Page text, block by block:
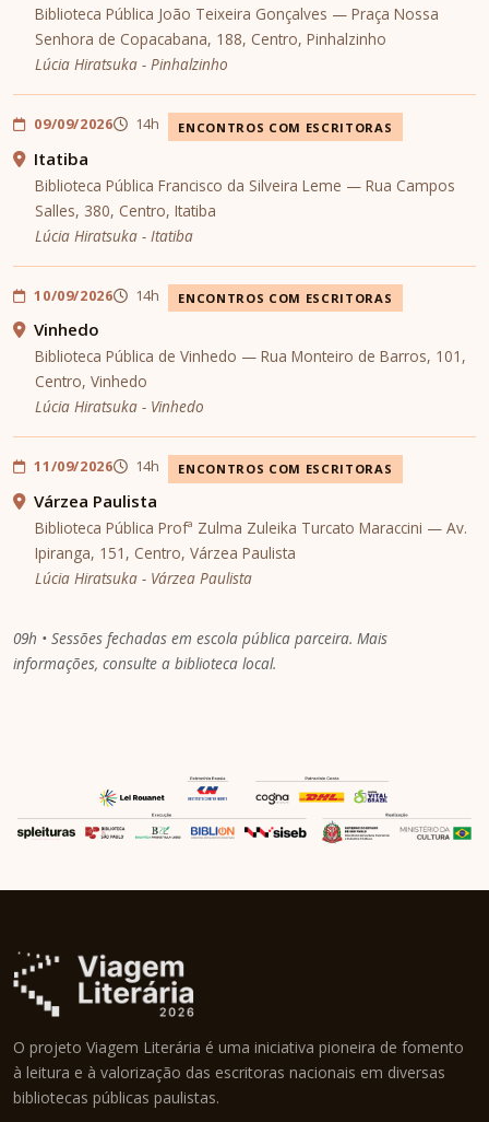
Biblioteca Pública João Teixeira Gonçalves — Praça Nossa
Senhora de Copacabana, 188, Centro, Pinhalzinho
Lúcia Hiratsuka - Pinhalzinho
09/09/2026 14h ENCONTROS COM ESCRITORAS
Itatiba
Biblioteca Pública Francisco da Silveira Leme — Rua Campos
Salles, 380, Centro, Itatiba
Lúcia Hiratsuka - Itatiba
10/09/2026 14h ENCONTROS COM ESCRITORAS
Vinhedo
Biblioteca Pública de Vinhedo — Rua Monteiro de Barros, 101,
Centro, Vinhedo
Lúcia Hiratsuka - Vinhedo
11/09/2026 14h ENCONTROS COM ESCRITORAS
Várzea Paulista
Biblioteca Pública Profª Zulma Zuleika Turcato Maraccini — Av.
Ipiranga, 151, Centro, Várzea Paulista
Lúcia Hiratsuka - Várzea Paulista
09h • Sessões fechadas em escola pública parceira. Mais
informações, consulte a biblioteca local.
O projeto Viagem Literária é uma iniciativa pioneira de fomento
à leitura e à valorização das escritoras nacionais em diversas
bibliotecas públicas paulistas.